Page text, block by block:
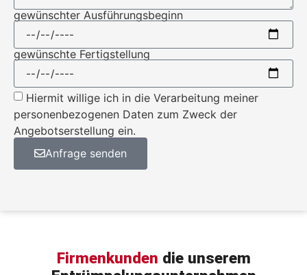
gewünschter Ausführungsbeginn
gewünschte Fertigstellung
Hiermit willige ich in die Verarbeitung meiner
personenbezogenen Daten zum Zweck der
Angebotserstellung ein.
Anfrage senden
Firmenkunden die unserem